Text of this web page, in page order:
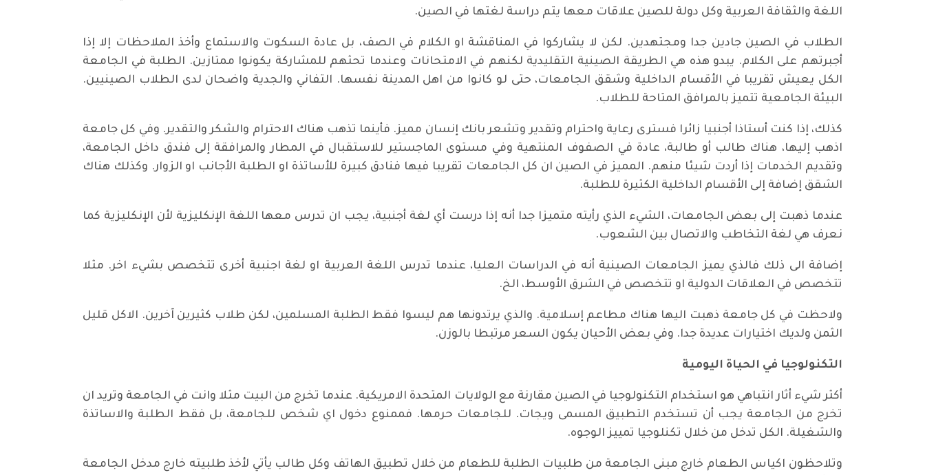
اللغة والثقافة العربية وكل دولة للصين علاقات معها يتم دراسة لغتها في الصين.
الطلاب في الصين جادين جدا ومجتهدين. لكن لا يشاركوا في المناقشة او الكلام في الصف، بل عادة السكوت والاستماع وأخذ الملاحظات إلا إذا
أجبرتهم على الكلام. يبدو هذه هي الطريقة الصينية التقليدية لكنهم في الامتحانات وعندما تحثهم للمشاركة يكونوا ممتازين. الطلبة في الجامعة
الكل يعيش تقريبا في الأقسام الداخلية وشقق الجامعات، حتى لو كانوا من اهل المدينة نفسها. التفاني والجدية واضحان لدى الطلاب الصينيين.
البيئة الجامعية تتميز بالمرافق المتاحة للطلاب.
كذلك، إذا كنت أستاذا أجنبيا زائرا فسترى رعاية واحترام وتقدير وتشعر بانك إنسان مميز. فأينما تذهب هناك الاحترام والشكر والتقدير. وفي كل جامعة
اذهب إليها، هناك طالب أو طالبة، عادة في الصفوف المنتهية وفي مستوى الماجستير للاستقبال في المطار والمرافقة إلى فندق داخل الجامعة،
وتقديم الخدمات إذا أردت شيئا منهم. المميز في الصين ان كل الجامعات تقريبا فيها فنادق كبيرة للأساتذة او الطلبة الأجانب او الزوار. وكذلك هناك
الشقق إضافة إلى الأقسام الداخلية الكثيرة للطلبة.
عندما ذهبت إلى بعض الجامعات، الشيء الذي رأيته متميزا جدا أنه إذا درست أي لغة أجنبية، يجب ان تدرس معها اللغة الإنكليزية لأن الإنكليزية كما
نعرف هي لغة التخاطب والاتصال بين الشعوب.
إضافة الى ذلك فالذي يميز الجامعات الصينية أنه في الدراسات العليا، عندما تدرس اللغة العربية او لغة اجنبية أخرى تتخصص بشيء اخر. مثلا
تتخصص في العلاقات الدولية او تتخصص في الشرق الأوسط، الخ.
ولاحظت في كل جامعة ذهبت اليها هناك مطاعم إسلامية. والذي يرتدونها هم ليسوا فقط الطلبة المسلمين، لكن طلاب كثيرين آخرين. الاكل قليل
الثمن ولديك اختيارات عديدة جدا. وفي بعض الأحيان يكون السعر مرتبطا بالوزن.
التكنولوجيا في الحياة اليومية
أكثر شيء أثار انتباهي هو استخدام التكنولوجيا في الصين مقارنة مع الولايات المتحدة الامريكية. عندما تخرج من البيت مثلا وانت في الجامعة وتريد ان
تخرج من الجامعة يجب أن تستخدم التطبيق المسمى ويجات. للجامعات حرمها. فممنوع دخول اي شخص للجامعة، بل فقط الطلبة والاساتذة
والشغيلة. الكل تدخل من خلال تكنلوجيا تمييز الوجوه.
وتلاحظون اكياس الطعام خارج مبنى الجامعة من طلبيات الطلبة للطعام من خلال تطبيق الهاتف وكل طالب يأتي لأخذ طلبيته خارج مدخل الجامعة